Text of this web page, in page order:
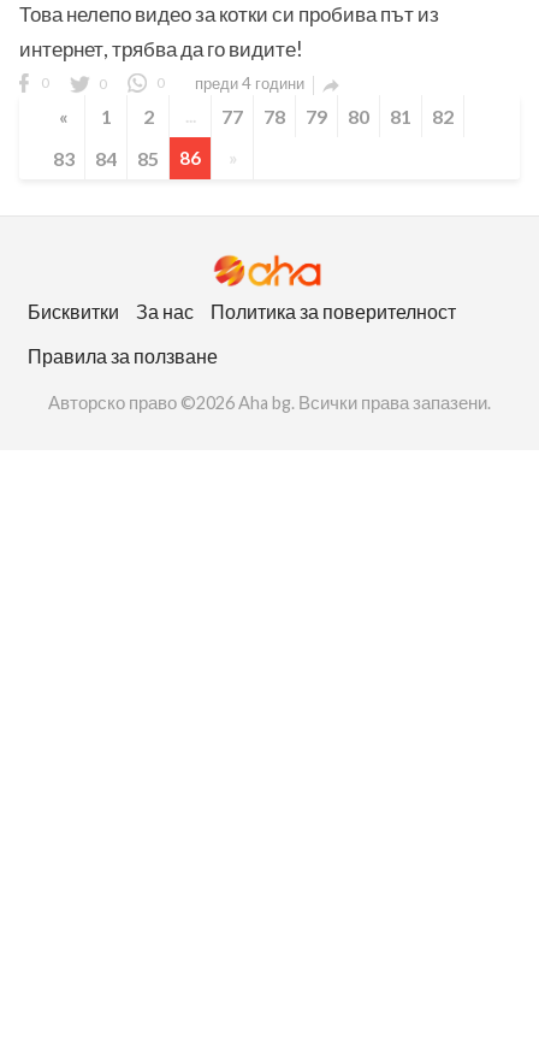
Това нелепо видео за котки си пробива път из
интернет, трябва да го видите!
0 0 0 преди 4 години 
« 1 2 ... 77 78 79 80 81
82
83
84 85 86 »
Бисквитки За нас
Политика за поверителност
Правила за ползване
Авторско право ©2026 Aha bg. Всички права запазени.